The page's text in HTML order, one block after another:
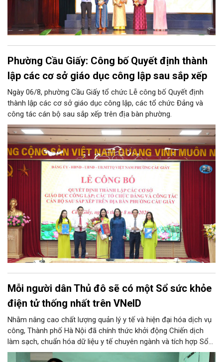
Phường Cầu Giấy: Công bố Quyết định thành
lập các cơ sở giáo dục công lập sau sắp xếp
Ngày 06/8, phường Cầu Giấy tổ chức Lễ công bố Quyết định
thành lập các cơ sở giáo dục công lập, các tổ chức Đảng và
công tác cán bộ sau sắp xếp trên địa bàn phường.
Mỗi người dân Thủ đô sẽ có một Sổ sức khỏe
điện tử thống nhất trên VNeID
Nhằm nâng cao chất lượng quản lý y tế và hiện đại hóa dịch vụ
công, Thành phố Hà Nội đã chính thức khởi động Chiến dịch
làm sạch, chuẩn hóa dữ liệu y tế chuyên ngành và tích hợp Sổ
sức khỏe điện tử trên ứng dụng VNeID. Chương trình trọng điểm